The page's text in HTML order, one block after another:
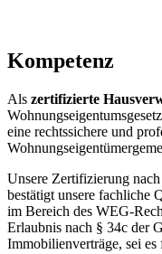
Kompetenz
Als zertifizierte
eine rechtssichere und
Unsere Zertifizierung
bestätigt unsere fachliche
im Bereich des WEG-
Erlaubnis nach § 34c der
Immobilienverträge, sei